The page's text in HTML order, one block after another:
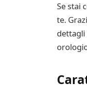
Se stai
te.
dettagli